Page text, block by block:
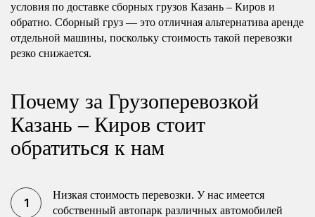
условия по доставке сборных грузов Казань – Киров и
обратно. Сборный груз — это отличная альтернатива аренде
отдельной машины, поскольку стоимость такой перевозки
резко снижается.
Почему за Грузоперевозкой
Казань – Киров стоит
обратиться к нам
Низкая стоимость перевозки. У нас имеется
собственный автопарк различных автомобилей